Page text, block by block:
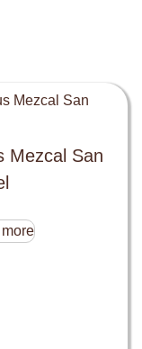
Mezcal San